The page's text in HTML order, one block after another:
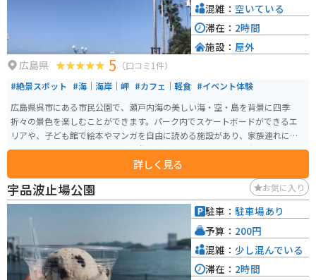
広島県 5 （口コミ1件）
#絶景スポット #海｜海岸｜岬 #カフェ｜軽食 #イベント体験
広島県呉市にある市民公園で、瀬戸内海の美しい海・空・島を背景に四季
折々の景色を楽しむことができます。パーク内でスケートボードができるエ
リアや、子ども館で絵本やマンガを自由に読める施設があり、家族連れにも
嬉しい設備が充実しています。水遊びができる池やトライアル広場など、アク
ティブに楽しめるスポットも多数あります。 入園料は無料なので、ツーリン
グの休憩などにも気軽に利用できます。釣りスポット、フェリー乗り場もあ
り、週末はイベントなども行われています。貸し自転車や図書館、船のアス
レチックなどもあり、老若男女問わず楽しめるスポットです。JR呉線〈呉ポ
ートピア〉下車すぐ、無料駐車場500台。広島呉道路からもアクセス良好で
す。
詳しく見る
混雑： 空いている
滞在： 2時間
施設： 屋外
宇品波止場公園 お気に入り
駐車： 駐車場あり
予算： 200円
混雑： 少し混んでいる
滞在： 2時間